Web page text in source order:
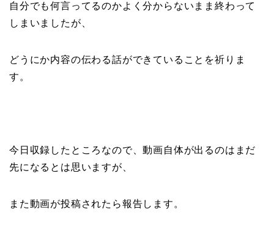
自分でも何言ってるのかよく分からないまま終わって
しまいましたが、
どうにか内容の伝わる話ができていることを祈りま
す。
今日収録したところなので、動画自体が出るのはまだ
先になるとは思いますが、
また動画が投稿されたら報告します。